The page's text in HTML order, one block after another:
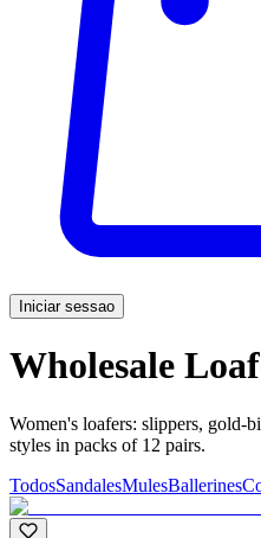
Iniciar sessao
Wholesale
Women's loafers: slippers, gold-
styles in packs of 12 pairs.
TodosSandalesMulesBallerines